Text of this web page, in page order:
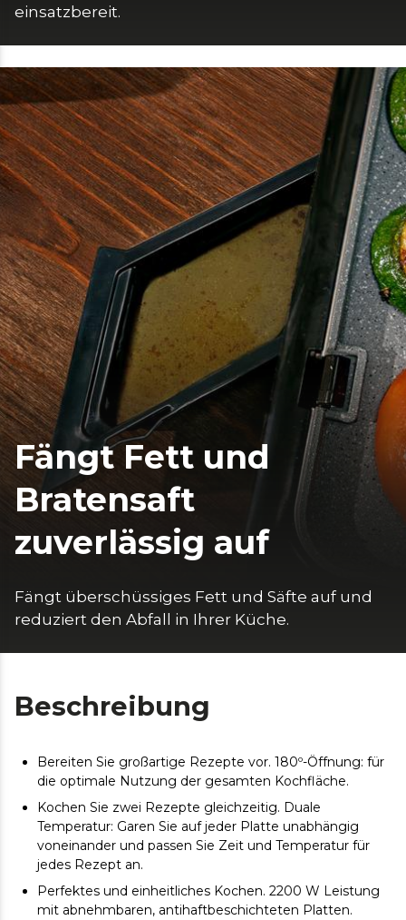
einsatzbereit.
Fängt Fett und
Bratensaft
zuverlässig auf
Fängt überschüssiges Fett und Säfte auf und
reduziert den Abfall in Ihrer Küche.
Beschreibung
Bereiten Sie großartige Rezepte vor. 180º-Öffnung: für
die optimale Nutzung der gesamten Kochfläche.
Kochen Sie zwei Rezepte gleichzeitig. Duale
Temperatur: Garen Sie auf jeder Platte unabhängig
voneinander und passen Sie Zeit und Temperatur für
jedes Rezept an.
Perfektes und einheitliches Kochen. 2200 W Leistung
mit abnehmbaren, antihaftbeschichteten Platten.